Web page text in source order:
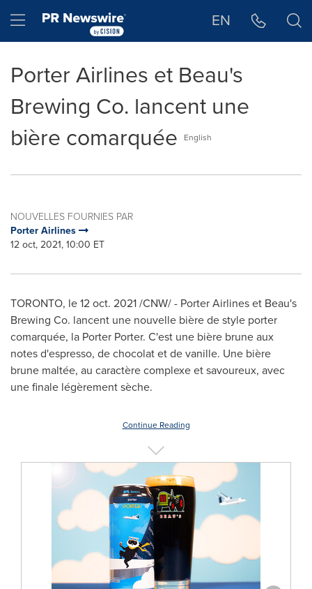
Hamburger menu EN
Porter Airlines et Beau's
Brewing Co. lancent une
bière comarquée
English
NOUVELLES FOURNIES PAR
Porter Airlines
12 oct, 2021, 10:00 ET
TORONTO, le12 oct. 2021/CNW/ - Porter Airlines et Beau's
Brewing Co. lancent une nouvelle bière de style porter
comarquée, la Porter Porter. C'est une bière brune aux
notes d'espresso, de chocolat et de vanille. Une bière
brune maltée, au caractère complexe et savoureux, avec
une finale légèrement sèche.
Continue Reading